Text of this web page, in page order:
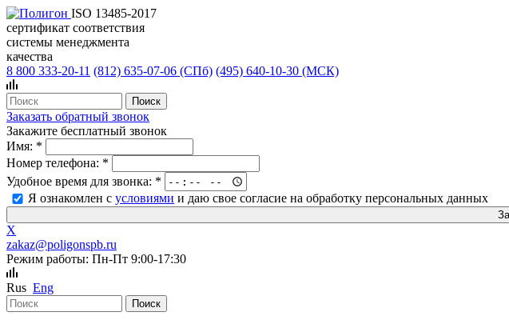
ISO 13485-2017
сертификат соответствия
системы менеджмента
качества
8 800 333-20-11 (812) 635-07-06 (СПб) (495) 640-10-30 (МСК)
Заказать обратный звонок
Закажите бесплатный звонок
Имя: *
Номер телефона: *
Удобное время для звонка: *
Я ознакомлен с условиями и даю свое согласие на обработку персональных данных
X
zakaz@poligonspb.ru
Режим работы: Пн-Пт 9:00-17:30
Rus Eng